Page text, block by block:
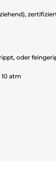
oder
10 atm